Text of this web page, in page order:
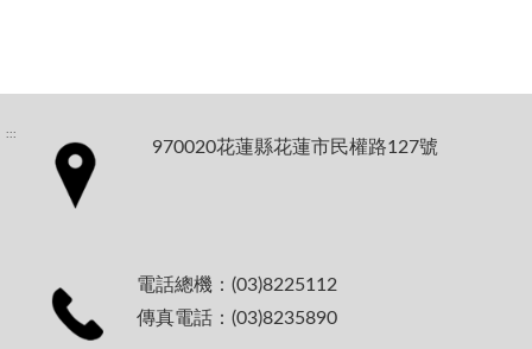
:::
970020花蓮縣花蓮市民權路127號
電話總機：(03)8225112
傳真電話：(03)8235890